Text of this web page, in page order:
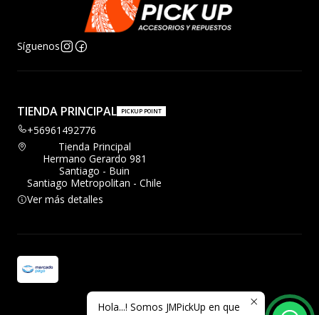
Síguenos
TIENDA PRINCIPAL PICKUP POINT
+56961492776
Tienda Principal
Hermano Gerardo 981
Santiago - Buin
Santiago Metropolitan - Chile
Ver más detalles
2026 JMPickup.
Hola...! Somos JMPickUp en que